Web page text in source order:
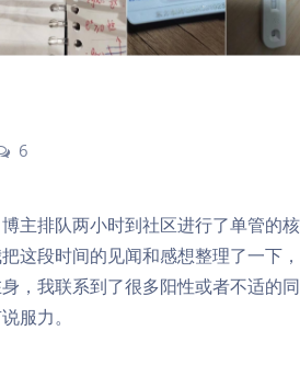
6
主排队两小时到社区进行了单管的
这段时间的见闻和感想整理了一下
，我联系到了很多阳性或者不适的
服力。